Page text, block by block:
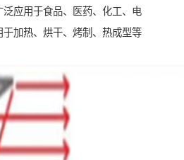
应用于食品、医药、化工、电
加热、烘干、烤制、热成型等